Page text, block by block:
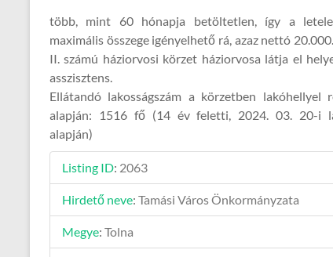
több, mint 60 hónapja betöltetlen, így a
maximális összege igényelhető rá, azaz nettó
II. számú háziorvosi körzet háziorvosa látja el
asszisztens.
Ellátandó lakosságszám a körzetben lakóhellyel
alapján: 1516 fő (14 év feletti, 2024. 03. 20-i
alapján)
Listing ID: 2063
Hirdető neve: Tamási Város Önkormányzata
Megye: Tolna